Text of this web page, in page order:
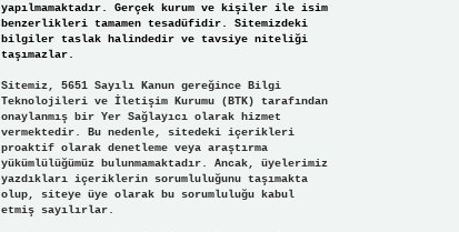
yapılmamaktadır. Gerçek kurum ve kişiler ile isim
benzerlikleri tamamen tesadüfidir. Sitemizdeki
bilgiler taslak halindedir ve tavsiye niteliği
taşımazlar.
Sitemiz, 5651 Sayılı Kanun gereğince Bilgi
Teknolojileri ve İletişim Kurumu (BTK) tarafından
onaylanmış bir Yer Sağlayıcı olarak hizmet
vermektedir. Bu nedenle, sitedeki içerikleri
proaktif olarak denetleme veya araştırma
yükümlülüğümüz bulunmamaktadır. Ancak, üyelerimiz
yazdıkları içeriklerin sorumluluğunu taşımakta
olup, siteye üye olarak bu sorumluluğu kabul
etmiş sayılırlar.